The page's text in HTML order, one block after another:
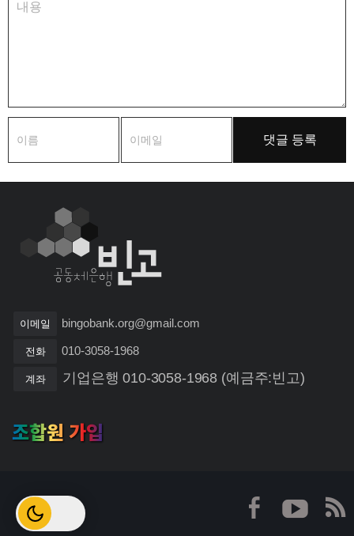
이메일 bingobank.org@gmail.com
전화 010-3058-1968
계좌 기업은행 010-3058-1968 (예금주:빈고)
조합원 가입